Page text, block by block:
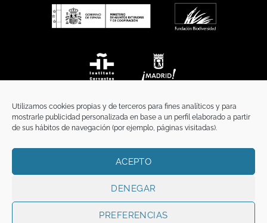
Utilizamos cookies propias y de terceros para fines analíticos y para
mostrarle publicidad personalizada en base a un perfil elaborado a partir
de sus hábitos de navegación (por ejemplo, páginas visitadas).
ACEPTO
DENEGAR
PREFERENCIAS
TÉRMINOS Y CONDICIONES
Copyright 2026 ©FunciFUNCI es titular de los derechos de propiedad
intelectual e industrial de este sitio web, y es también titular o tiene la